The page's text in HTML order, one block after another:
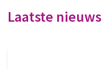
Laatste nieuws